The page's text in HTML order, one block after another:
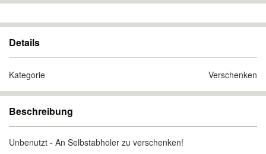
Details
Kategorie Verschenken
Beschreibung
Unbenutzt - An Selbstabholer zu verschenken!